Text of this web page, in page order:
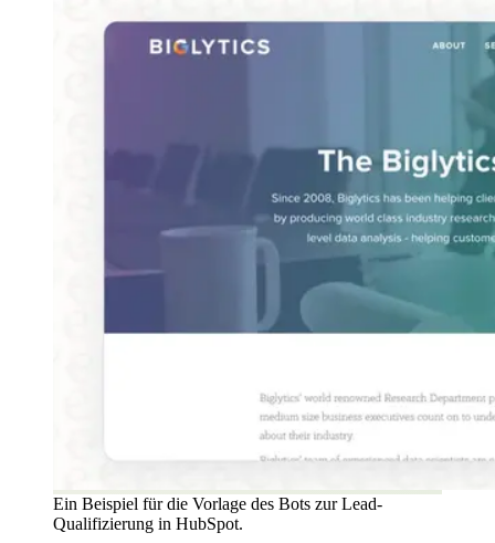
Ein Beispiel für die Vorlage des Bots zur Lead-
Qualifizierung in HubSpot.